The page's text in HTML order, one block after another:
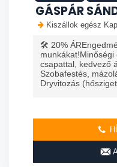
GÁSPÁR
Kiszállok egész
🛠️ 20%
csapattal, kedvező
Szobafestés,
Dryvitozás